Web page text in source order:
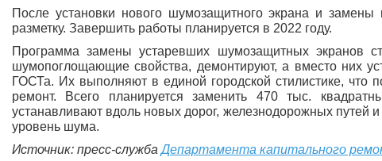
После установки нового шумозащитного экрана и
разметку. Завершить работы планируется в 2022 году.
Программа замены устаревших шумозащитных экранов
шумопоглощающие свойства, демонтируют, а вместо них
ГОСТа. Их выполняют в единой городской стилистике, что
ремонт. Всего планируется заменить 470 тыс.
устанавливают вдоль новых дорог, железнодорожных путей
уровень шума.
Источник: пресс-службаДепартамента капитального